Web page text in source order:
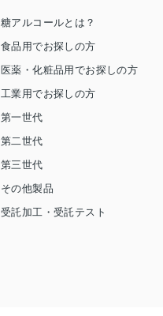
糖アルコールとは？
食品用でお探しの方
医薬・化粧品用でお探しの方
工業用でお探しの方
第一世代
第二世代
第三世代
その他製品
受託加工・受託テスト